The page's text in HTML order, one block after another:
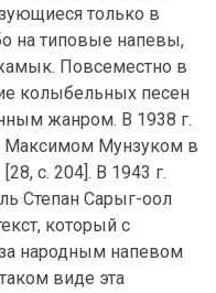
только в
на типовые напевы,
Повсеместно в
колыбельных песен
жанром. В 1938 г.
Максимом Мунзуком в
с. 204]. В 1943 г.
Степан Сарыг-оол
который с
народным напевом
виде эта